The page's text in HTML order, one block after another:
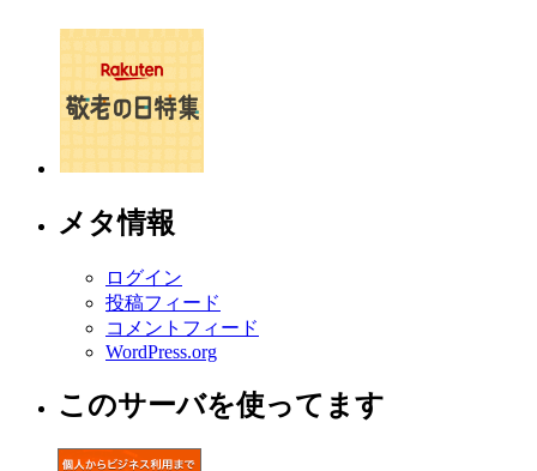
メタ情報
ログイン
投稿フィード
コメントフィード
WordPress.org
このサーバを使ってます